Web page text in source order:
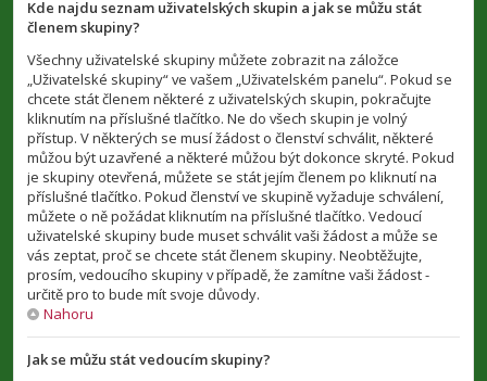
Kde najdu seznam uživatelských skupin a jak se můžu stát
členem skupiny?
Všechny uživatelské skupiny můžete zobrazit na záložce
„Uživatelské skupiny“ ve vašem „Uživatelském panelu“. Pokud se
chcete stát členem některé z uživatelských skupin, pokračujte
kliknutím na příslušné tlačítko. Ne do všech skupin je volný
přístup. V některých se musí žádost o členství schválit, některé
můžou být uzavřené a některé můžou být dokonce skryté. Pokud
je skupiny otevřená, můžete se stát jejím členem po kliknutí na
příslušné tlačítko. Pokud členství ve skupině vyžaduje schválení,
můžete o ně požádat kliknutím na příslušné tlačítko. Vedoucí
uživatelské skupiny bude muset schválit vaši žádost a může se
vás zeptat, proč se chcete stát členem skupiny. Neobtěžujte,
prosím, vedoucího skupiny v případě, že zamítne vaši žádost -
určitě pro to bude mít svoje důvody.
Nahoru
Jak se můžu stát vedoucím skupiny?